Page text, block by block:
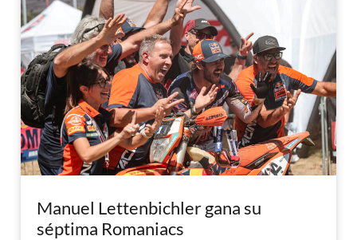
Manuel Lettenbichler gana su
séptima Romaniacs